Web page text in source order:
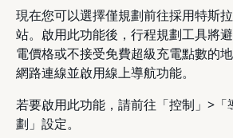
現在您可以選擇僅規劃前往採用特斯
站。啟用此功能後，行程規劃工具將
電價格或不接受免費超級充電點數的
網路連線並啟用線上導航功能。
若要啟用此功能，請前往「控制」>「
劃」設定。